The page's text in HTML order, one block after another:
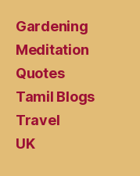
Gardening
Meditation
Quotes
Tamil Blogs
Travel
UK